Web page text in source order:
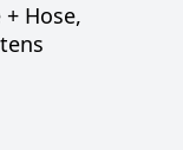
Hose,